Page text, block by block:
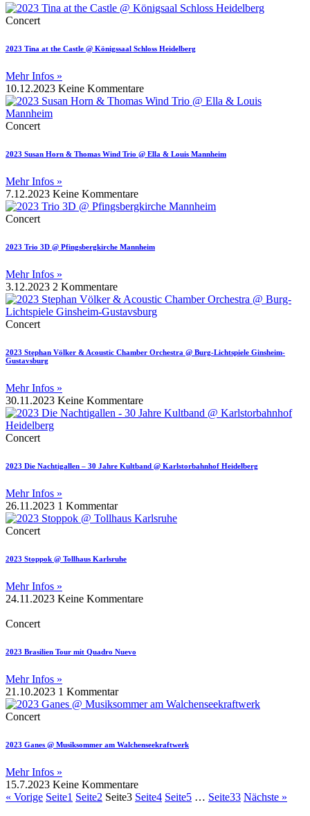
Concert
2023 Tina at the Castle @ Königssaal Schloss Heidelberg
Mehr Infos »
10.12.2023 Keine Kommentare
Concert
2023 Susan Horn & Thomas Wind Trio @ Ella & Louis Mannheim
Mehr Infos »
7.12.2023 Keine Kommentare
Concert
2023 Trio 3D @ Pfingsbergkirche Mannheim
Mehr Infos »
3.12.2023 2 Kommentare
Concert
2023 Stephan Völker & Acoustic Chamber Orchestra @ Burg-Lichtspiele Ginsheim-
Gustavsburg
Mehr Infos »
30.11.2023 Keine Kommentare
Concert
2023 Die Nachtigallen – 30 Jahre Kultband @ Karlstorbahnhof Heidelberg
Mehr Infos »
26.11.2023 1 Kommentar
Concert
2023 Stoppok @ Tollhaus Karlsruhe
Mehr Infos »
24.11.2023 Keine Kommentare
Concert
2023 Brasilien Tour mit Quadro Nuevo
Mehr Infos »
21.10.2023 1 Kommentar
Concert
2023 Ganes @ Musiksommer am Walchenseekraftwerk
Mehr Infos »
15.7.2023 Keine Kommentare
« Vorige Seite1 Seite2 Seite3 Seite4 Seite5 … Seite33 Nächste »